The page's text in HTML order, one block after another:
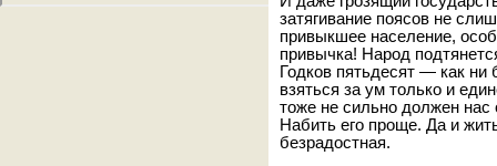
затягивание поясов не
привыкшее население,
привычка! Народ
Годков пятьдесят — как
взяться за ум только и
тоже не сильно должен нас
Набить его проще. Да и
безрадостная.